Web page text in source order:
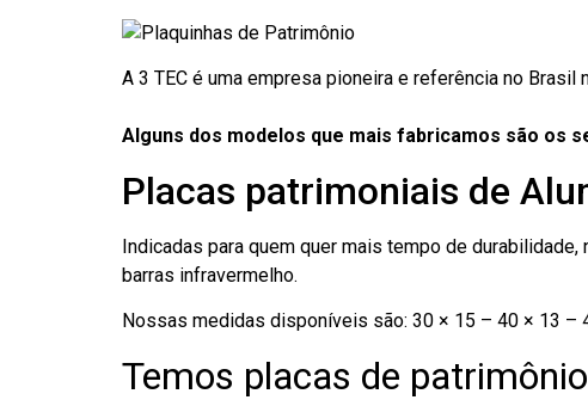
A 3 TEC é uma empresa pioneira e referência no
Alguns dos modelos que mais fabricamos são os
Placas patrimoniais de
Indicadas para quem quer mais tempo de
barras infravermelho.
Nossas medidas disponíveis são: 30 × 15 – 40 × 13
Temos placas de